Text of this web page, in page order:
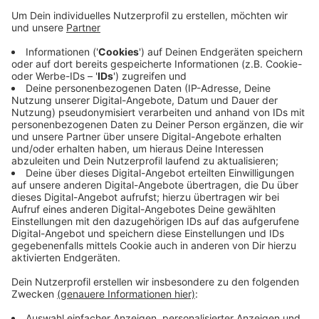
Anzeige
Es ist eine Art digitales Schaufenster für Einzelhändler,
Gastronomen und Unternehmen. Mit einem Blick soll
sichtbar sein, was die Unternehmen vor Ort alles für
die Wetteraner zu bieten haben. Sie können zum
Beispiel aktuelle Angebote posten. Die Pandemie hat
den Trend verstärkt, im Internet einzukaufen, das geht
zu Lasten der Einzelhändler in den Innenstädten.
Diesem Trend soll das neue Portal entgegenwirken.
Anzeige